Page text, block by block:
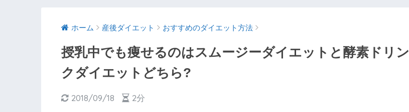
ホーム 産後ダイエット おすすめのダイエット方法
授乳中でも痩せるのはスムージーダイエットと酵素ドリン
クダイエットどちら?
2018/09/18 2分